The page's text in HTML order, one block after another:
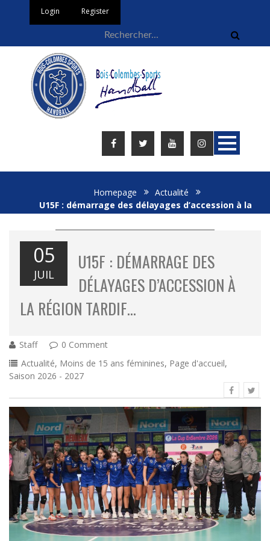
Login Register
Homepage
Actualité
U15F : démarrage des délayages d’accession à la
région tardif…
05
JUIL
U15F : DÉMARRAGE DES
DÉLAYAGES D’ACCESSION À
LA RÉGION TARDIF…
Staff
0 Comment
Actualité, Moins de 15 ans féminines, Page d'accueil,
Saison 2026 - 2027